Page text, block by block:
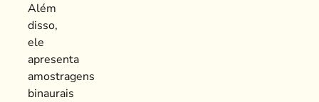
Além
disso,
ele
apresenta
amostragens
binaurais